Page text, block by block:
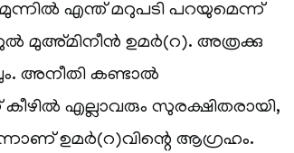
എന്ത് മറുപടി പറയുമെന്ന്
മുഅ്മിനീൻ ഉമർ(റ). അത്രക്കു
അനീതി കണ്ടാൽ
കീഴിൽ എല്ലാവരും സുരക്ഷിതരായി,
ഉമർ(റ)വിന്റെ ആഗ്രഹം.